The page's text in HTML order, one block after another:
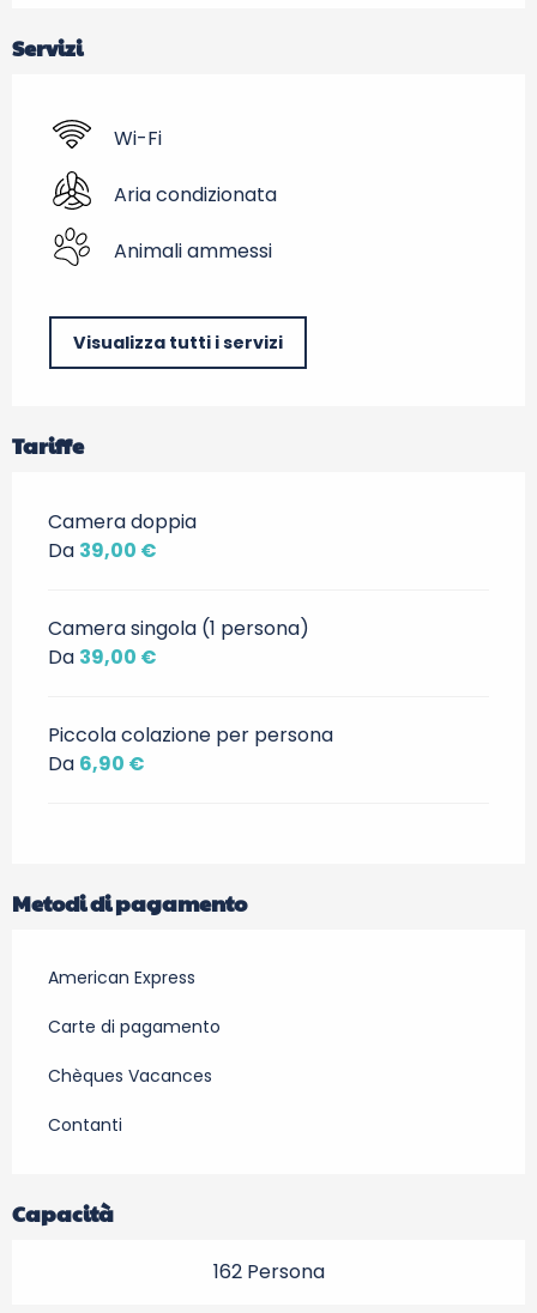
Servizi
Wi-Fi
Aria condizionata
Animali ammessi
Visualizza tutti i servizi
Tariffe
Camera doppia
Da 39,00 €
Camera singola (1 persona)
Da 39,00 €
Piccola colazione per persona
Da 6,90 €
Metodi di pagamento
American Express
Carte di pagamento
Chèques Vacances
Contanti
Capacità
162 Persona